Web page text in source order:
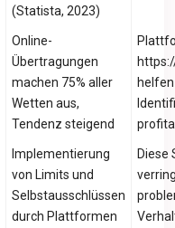
(Statista, 2023)
Online-
Übertragungen
machen 75% aller
Wetten aus,
Tendenz steigend
Implementierung
von Limits und
Selbstausschlüssen
durch Plattformen
Diese